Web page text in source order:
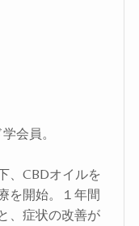
会員。
、CBDオイルを
を開始。１年間
、症状の改善が